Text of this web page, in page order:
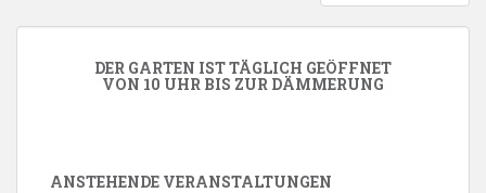
DER GARTEN IST TÄGLICH GEÖFFNET
VON 10 UHR BIS ZUR DÄMMERUNG
ANSTEHENDE VERANSTALTUNGEN